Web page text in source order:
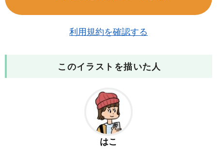
利用規約を確認する
このイラストを描いた人
はこ